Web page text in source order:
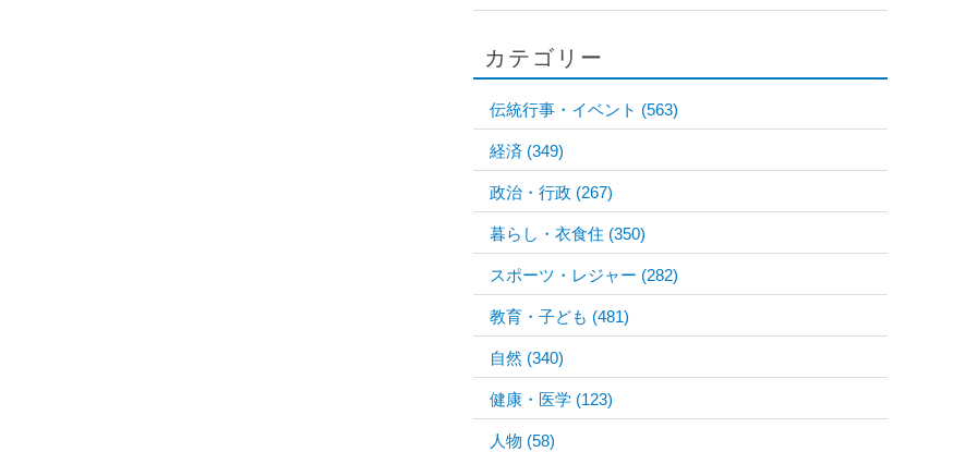
カテゴリー
伝統行事・イベント (563)
経済 (349)
政治・行政 (267)
暮らし・衣食住 (350)
スポーツ・レジャー (282)
教育・子ども (481)
自然 (340)
健康・医学 (123)
人物 (58)